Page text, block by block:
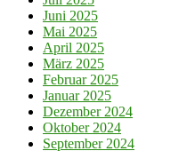
Juni 2025
Mai 2025
April 2025
März 2025
Februar 2025
Januar 2025
Dezember 2024
Oktober 2024
September 2024